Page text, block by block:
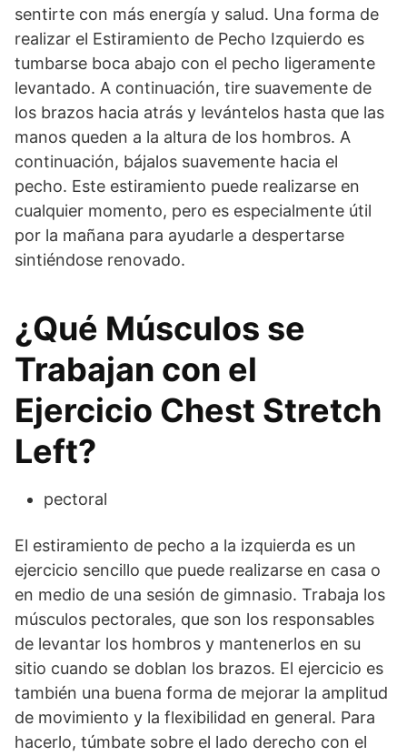
sentirte con más energía y salud. Una forma de
realizar el Estiramiento de Pecho Izquierdo es
tumbarse boca abajo con el pecho ligeramente
levantado. A continuación, tire suavemente de
los brazos hacia atrás y levántelos hasta que las
manos queden a la altura de los hombros. A
continuación, bájalos suavemente hacia el
pecho. Este estiramiento puede realizarse en
cualquier momento, pero es especialmente útil
por la mañana para ayudarle a despertarse
sintiéndose renovado.
¿Qué Músculos se
Trabajan con el
Ejercicio Chest Stretch
Left?
pectoral
El estiramiento de pecho a la izquierda es un
ejercicio sencillo que puede realizarse en casa o
en medio de una sesión de gimnasio. Trabaja los
músculos pectorales, que son los responsables
de levantar los hombros y mantenerlos en su
sitio cuando se doblan los brazos. El ejercicio es
también una buena forma de mejorar la amplitud
de movimiento y la flexibilidad en general. Para
hacerlo, túmbate sobre el lado derecho con el